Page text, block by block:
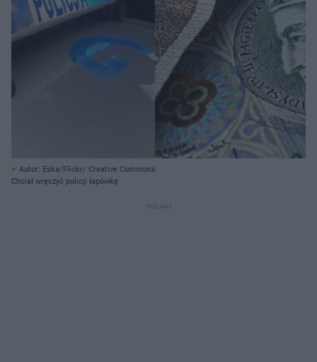
Autor: Eska/Flickr/ Creative Commons
Chciał wręczyć policji łapówkę